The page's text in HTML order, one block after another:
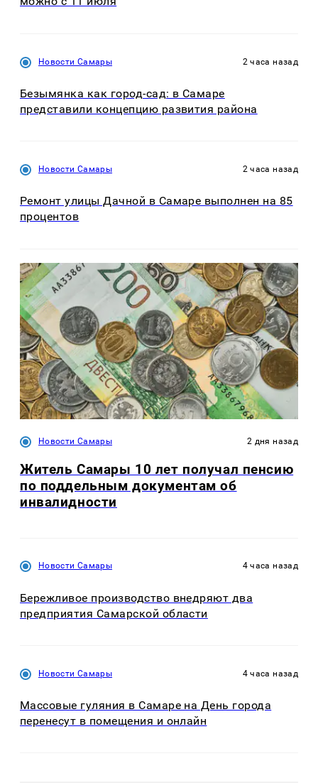
Новости Самары 2 часа назад
Безымянка как город-сад: в Самаре
представили концепцию развития района
Новости Самары 2 часа назад
Ремонт улицы Дачной в Самаре выполнен на 85
процентов
Новости Самары 2 дня назад
Житель Самары 10 лет получал пенсию
по поддельным документам об
инвалидности
Новости Самары 4 часа назад
Бережливое производство внедряют два
предприятия Самарской области
Новости Самары 4 часа назад
Массовые гуляния в Самаре на День города
перенесут в помещения и онлайн